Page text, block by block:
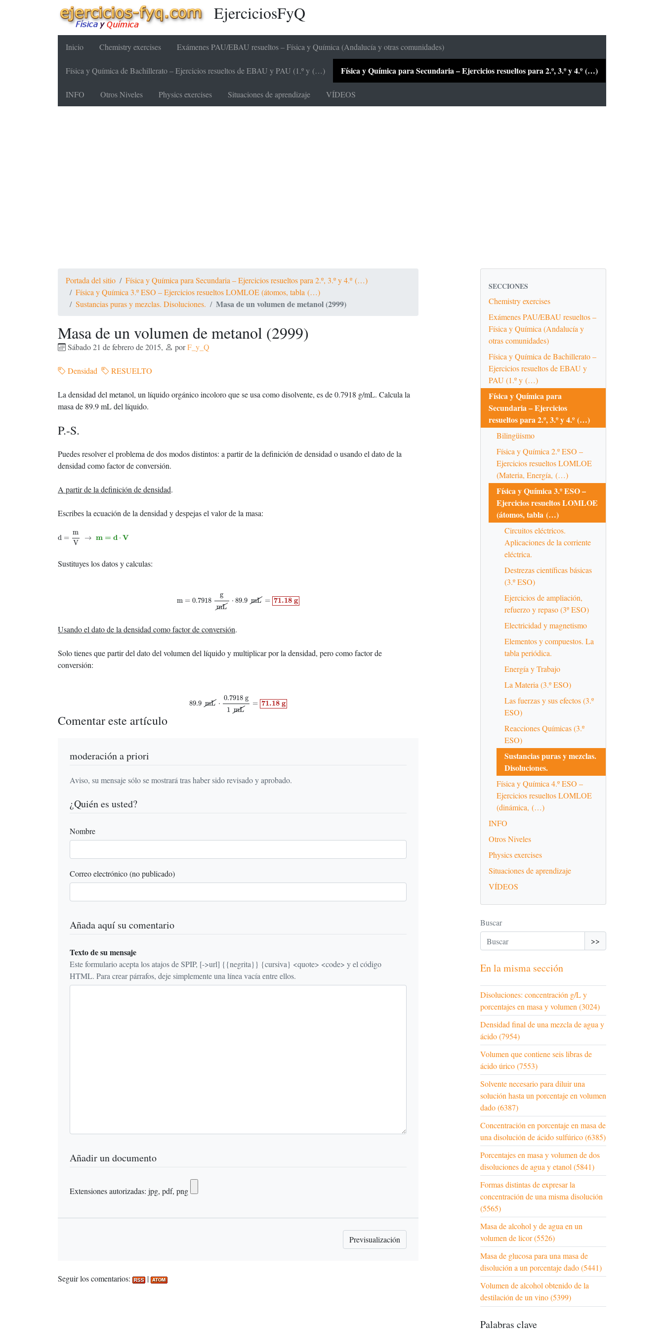
EjerciciosFyQ
Inicio Chemistry exercises Exámenes PAU/EBAU resueltos – Física y Química (Andalucía y otras comunidades)
Física y Química de Bachillerato – Ejercicios resueltos de EBAU y PAU (1.º y (…) Física y Química para Secundaria – Ejercicios resueltos para 2.º, 3.º y 4.º (…)
INFO Otros Niveles Physics exercises Situaciones de aprendizaje VÍDEOS
Portada del sitio
Física y Química para Secundaria – Ejercicios resueltos para 2.º, 3.º y 4.º (…)
Física y Química 3.º ESO – Ejercicios resueltos LOMLOE (átomos, tabla (…)
Sustancias puras y mezclas. Disoluciones.
Masa de un volumen de metanol (2999)
Masa de un volumen de metanol (2999)
Sábado 21 de febrero de 2015, porF_y_Q
Densidad RESUELTO
La densidad del metanol, un líquido orgánico incoloro que se usa como disolvente, es de 0.7918 g/mL. Calcula la
masa de 89.9 mL del líquido.
P.-S.
Puedes resolver el problema de dos modos distintos: a partir de la definición de densidad o usando el dato de la
densidad como factor de conversión.
A partir de la definición de densidad.
Escribes la ecuación de la densidad y despejas el valor de la masa:
d =
m
V
→ m = d ⋅ V
V
Sustituyes los datos y calculas:
m = 0.7918
g
mL
⋅ 89.9 mL = 71.18 g
mL⋅
Usando el dato de la densidad como factor de conversión.
Solo tienes que partir del dato del volumen del líquido y multiplicar por la densidad, pero como factor de
conversión:
89.9 mL ⋅
0.7918 g
1 mL
= 71.18 g
0.7918 g1 mL
Comentar este artículo
moderación a priori
Aviso, su mensaje sólo se mostrará tras haber sido revisado y aprobado.
¿Quién es usted?
Nombre
Correo electrónico (no publicado)
Añada aquí su comentario
Texto de su mensaje
Este formulario acepta los atajos de SPIP, [->url] {{negrita}} {cursiva} <quote> <code> y el código
HTML. Para crear párrafos, deje simplemente una línea vacía entre ellos.
Añadir un documento
Extensiones autorizadas: jpg, pdf, png
Seguir los comentarios: |
SECCIONES
Chemistry exercises
Exámenes PAU/EBAU resueltos –
Física y Química (Andalucía y
otras comunidades)
Física y Química de Bachillerato –
Ejercicios resueltos de EBAU y
PAU (1.º y (…)
Física y Química para
Secundaria – Ejercicios
resueltos para 2.º, 3.º y 4.º (…)
Bilingüismo
Física y Química 2.º ESO –
Ejercicios resueltos LOMLOE
(Materia, Energía, (…)
Física y Química 3.º ESO –
Ejercicios resueltos LOMLOE
(átomos, tabla (…)
Circuitos eléctricos.
Aplicaciones de la corriente
eléctrica.
Destrezas científicas básicas
(3.º ESO)
Ejercicios de ampliación,
refuerzo y repaso (3º ESO)
Electricidad y magnetismo
Elementos y compuestos. La
tabla periódica.
Energía y Trabajo
La Materia (3.º ESO)
Las fuerzas y sus efectos (3.º
ESO)
Reacciones Químicas (3.º
ESO)
Sustancias puras y mezclas.
Disoluciones.
Física y Química 4.º ESO –
Ejercicios resueltos LOMLOE
(dinámica, (…)
INFO
Otros Niveles
Physics exercises
Situaciones de aprendizaje
VÍDEOS
Buscar
>>
En la misma sección
Disoluciones: concentración g/L y
porcentajes en masa y volumen (3024)
Densidad final de una mezcla de agua y
ácido (7954)
Volumen que contiene seis libras de
ácido úrico (7553)
Solvente necesario para diluir una
solución hasta un porcentaje en volumen
dado (6387)
Concentración en porcentaje en masa de
una disolución de ácido sulfúrico (6385)
Porcentajes en masa y volumen de dos
disoluciones de agua y etanol (5841)
Formas distintas de expresar la
concentración de una misma disolución
(5565)
Masa de alcohol y de agua en un
volumen de licor (5526)
Masa de glucosa para una masa de
disolución a un porcentaje dado (5441)
Volumen de alcohol obtenido de la
destilación de un vino (5399)
Palabras clave